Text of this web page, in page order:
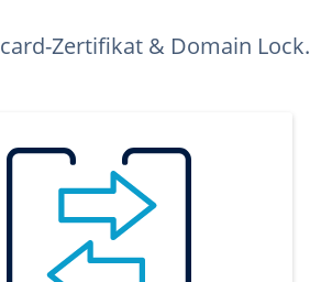
Zertifikat & Domain Lock.